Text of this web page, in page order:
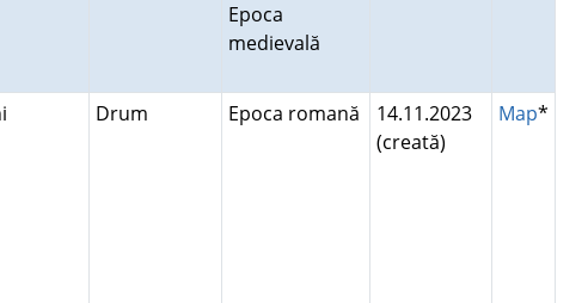
Epoca
medievală
Drum Epoca romană
14.11.2023
(creată)
Map*